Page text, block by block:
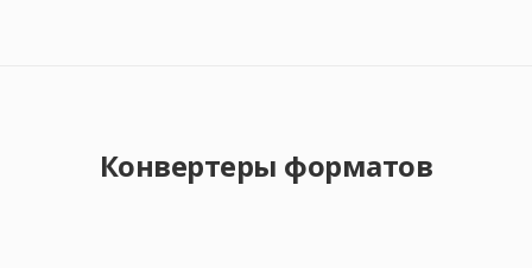
Конвертеры форматов